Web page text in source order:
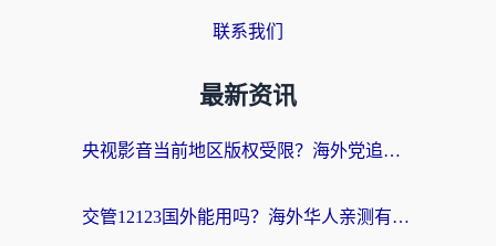
联系我们
最新资讯
央视影音当前地区版权受限？海外党追剧看片的终极解决方案来了
交管12123国外能用吗？海外华人亲测有效的回国加速器选择指南